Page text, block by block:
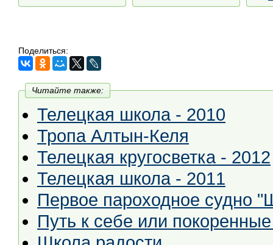
Поделиться:
Читайте также:
Телецкая школа - 2010
Тропа Алтын-Келя
Телецкая кругосветка - 2012
Телецкая школа - 2011
Первое пароходное судно
Путь к себе или